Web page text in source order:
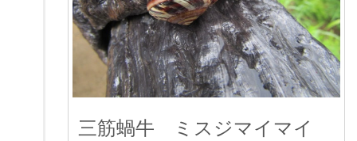
三筋蝸牛 ミスジマイマイ